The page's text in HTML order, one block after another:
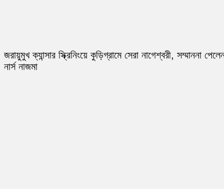
জরায়ুমুখ ক্যান্সার স্ক্রিনিংয়ে কুড়িগ্রামে সেরা নাগেশ্বরী, সম্মাননা
নার্স নাজমা